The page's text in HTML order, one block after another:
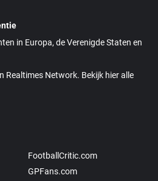
in Europa, de Verenigde Staten en
Realtimes Network. Bekijk hier alle
FootballCritic.com
GPFans.com